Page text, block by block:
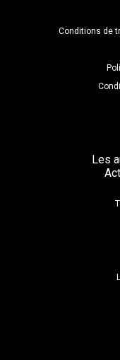
Conditions de
Les